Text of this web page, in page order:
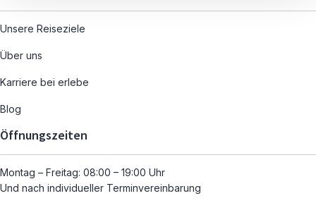
Unsere Reiseziele
Über uns
Karriere bei erlebe
Blog
Öffnungszeiten
Montag – Freitag: 08:00 – 19:00 Uhr
Und nach individueller Terminvereinbarung